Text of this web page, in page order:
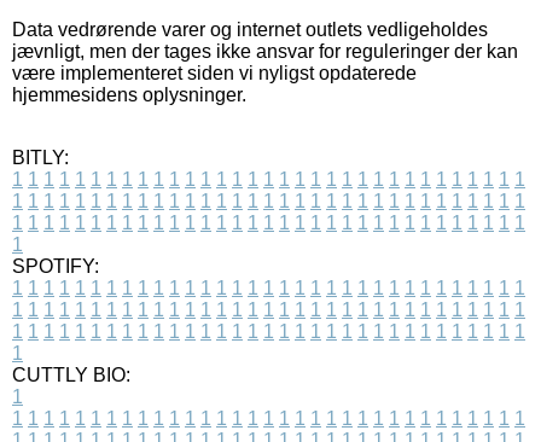
Data vedrørende varer og internet outlets vedligeholdes
jævnligt, men der tages ikke ansvar for reguleringer der kan
være implementeret siden vi nyligst opdaterede
hjemmesidens oplysninger.
BITLY:
1 1 1 1 1 1 1 1 1 1 1 1 1 1 1 1 1 1 1 1 1 1 1 1 1 1 1 1 1 1 1 1 1
1 1 1 1 1 1 1 1 1 1 1 1 1 1 1 1 1 1 1 1 1 1 1 1 1 1 1 1 1 1 1 1 1
1 1 1 1 1 1 1 1 1 1 1 1 1 1 1 1 1 1 1 1 1 1 1 1 1 1 1 1 1 1 1 1 1
1
SPOTIFY:
1 1 1 1 1 1 1 1 1 1 1 1 1 1 1 1 1 1 1 1 1 1 1 1 1 1 1 1 1 1 1 1 1
1 1 1 1 1 1 1 1 1 1 1 1 1 1 1 1 1 1 1 1 1 1 1 1 1 1 1 1 1 1 1 1 1
1 1 1 1 1 1 1 1 1 1 1 1 1 1 1 1 1 1 1 1 1 1 1 1 1 1 1 1 1 1 1 1 1
1
CUTTLY BIO:
1
1 1 1 1 1 1 1 1 1 1 1 1 1 1 1 1 1 1 1 1 1 1 1 1 1 1 1 1 1 1 1 1 1